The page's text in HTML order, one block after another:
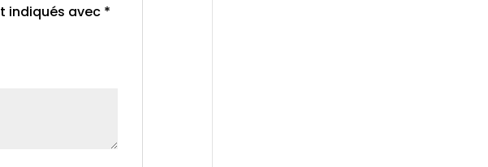
indiqués avec *